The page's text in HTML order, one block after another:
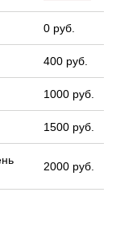
0 руб.
400 руб.
1000 руб.
1500 руб.
2000 руб.